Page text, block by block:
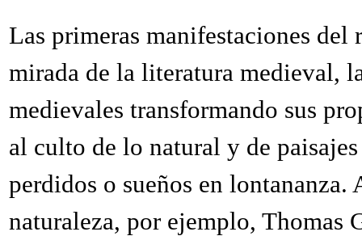
Las primeras manifestaciones
mirada de la literatura medieval,
medievales transformando sus
al culto de lo natural y de
perdidos o sueños en lontananza.
naturaleza, por ejemplo, Thomas